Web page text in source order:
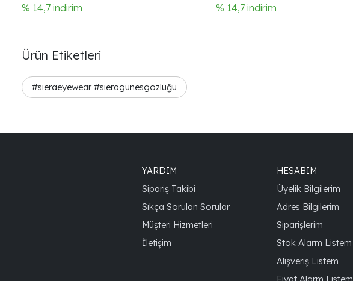
% 14,7 indirim % 14,7 indirim
Ürün Etiketleri
#sieraeyewear #sieragünesgözlüğü
YARDIM
Sipariş Takibi
Sıkça Sorulan Sorular
Müşteri Hizmetleri
İletişim
HESABIM
Üyelik Bilgilerim
Adres Bilgilerim
Siparişlerim
Stok Alarm Listem
Alışveriş Listem
Fiyat Alarm Listem